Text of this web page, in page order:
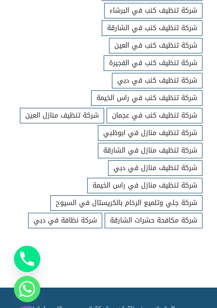
شركة تنظيف كنب في البرشاء
شركة تنظيف كنب في الشارقة
شركة تنظيف كنب في العين
شركة تنظيف كنب في الفجيرة
شركة تنظيف كنب في دبي
شركة تنظيف كنب في راس الخيمة
شركة تنظيف كنب في عجمان
شركة تنظيف منازل العين
شركة تنظيف منازل في ابوظبي
شركة تنظيف منازل في الشارقة
شركة تنظيف منازل في دبي
شركة تنظيف منازل في راس الخيمة
شركة جلي وتلميع الرخام بالكريستال في السيوح
شركة مكافحة حشرات الشارقة
شركة نظافة في دبي